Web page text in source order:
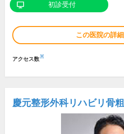
初診受付
この医院の詳
アクセス数※
慶元整形外科リハビリ骨